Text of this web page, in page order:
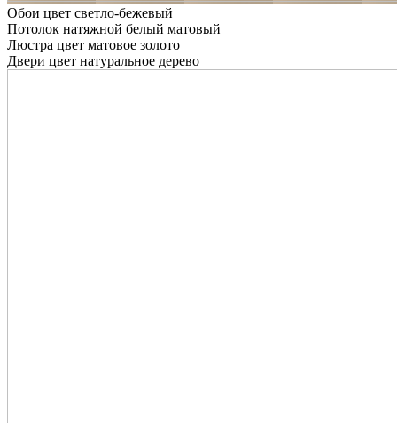
Обои цвет светло-бежевый
Потолок натяжной белый матовый
Люстра цвет матовое золото
Двери цвет натуральное дерево